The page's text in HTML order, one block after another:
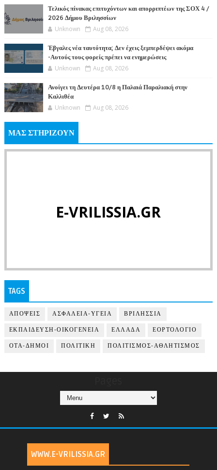
Τελικός πίνακας επιτυχόντων και απορριπτέων της ΣΟΧ 4 /
2026 Δήμου Βριλησσίων
Unknown Aug 08, 2026
Έβγαλες νέα ταυτότητα; Δεν έχεις ξεμπερδέψει ακόμα
-Αυτούς τους φορείς πρέπει να ενημερώσεις
Unknown Aug 08, 2026
Ανοίγει τη Δευτέρα 10/8 η Παλαιά Παραλιακή στην
Καλλιθέα
Unknown Aug 08, 2026
ΜΑΣ ΣΤΗΡΙΖΟΥΝ
E-VRILISSIA.GR
TAGS
ΑΠΟΨΕΙΣ ΑΣΦΑΛΕΙΑ-ΥΓΕΙΑ ΒΡΙΛΗΣΣΙΑ
ΕΚΠΑΙΔΕΥΣΗ-ΟΙΚΟΓΕΝΕΙΑ ΕΛΛΑΔΑ ΕΟΡΤΟΛΟΓΙΟ
ΟΤΑ-ΔΗΜΟΙ ΠΟΛΙΤΙΚΗ ΠΟΛΙΤΙΣΜΟΣ-ΑΘΛΗΤΙΣΜΟΣ
WWW.E-VRILISSIA.GR